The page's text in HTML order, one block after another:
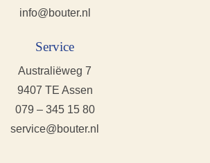
info@bouter.nl
Service
Australiëweg 7
9407 TE Assen
079 – 345 15 80
service@bouter.nl